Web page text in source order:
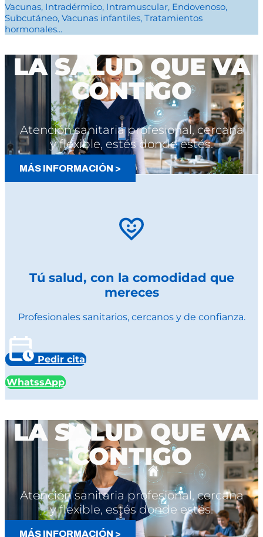
Vacunas, Intradérmico, Intramuscular, Endovenoso,
Subcutáneo, Vacunas infantiles, Tratamientos
hormonales...
LA SALUD QUE VA
CONTIGO
Atención sanitaria profesional, cercana
y flexible, estés donde estés.
MÁS INFORMACIÓN >
Tú salud, con la comodidad que
mereces
Profesionales sanitarios, cercanos y de confianza.
Pedir cita
WhatssApp
LA SALUD QUE VA
CONTIGO
Atención sanitaria profesional, cercana
y flexible, estés donde estés.
MÁS INFORMACIÓN >